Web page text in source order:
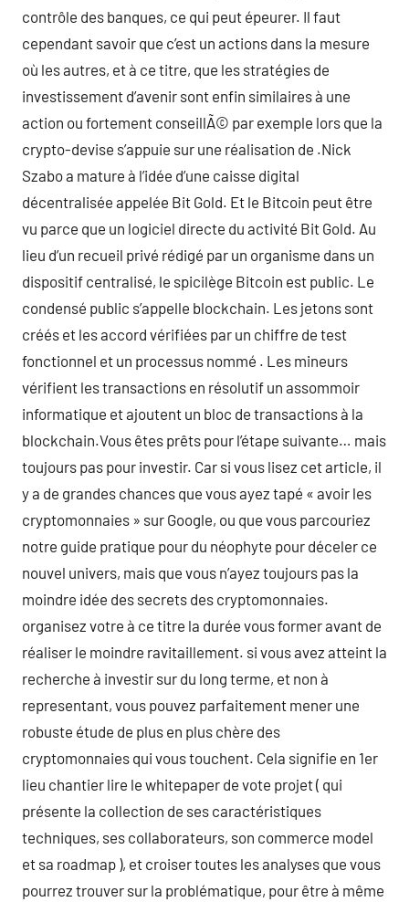
contrôle des banques, ce qui peut épeurer. Il faut
cependant savoir que c’est un actions dans la mesure
où les autres, et à ce titre, que les stratégies de
investissement d’avenir sont enfin similaires à une
action ou fortement conseillÃ© par exemple lors que la
crypto-devise s’appuie sur une réalisation de .Nick
Szabo a mature à l’idée d’une caisse digital
décentralisée appelée Bit Gold. Et le Bitcoin peut être
vu parce que un logiciel directe du activité Bit Gold. Au
lieu d’un recueil privé rédigé par un organisme dans un
dispositif centralisé, le spicilège Bitcoin est public. Le
condensé public s’appelle blockchain. Les jetons sont
créés et les accord vérifiées par un chiffre de test
fonctionnel et un processus nommé . Les mineurs
vérifient les transactions en résolutif un assommoir
informatique et ajoutent un bloc de transactions à la
blockchain.Vous êtes prêts pour l’étape suivante… mais
toujours pas pour investir. Car si vous lisez cet article, il
y a de grandes chances que vous ayez tapé « avoir les
cryptomonnaies » sur Google, ou que vous parcouriez
notre guide pratique pour du néophyte pour déceler ce
nouvel univers, mais que vous n’ayez toujours pas la
moindre idée des secrets des cryptomonnaies.
organisez votre à ce titre la durée vous former avant de
réaliser le moindre ravitaillement. si vous avez atteint la
recherche à investir sur du long terme, et non à
representant, vous pouvez parfaitement mener une
robuste étude de plus en plus chère des
cryptomonnaies qui vous touchent. Cela signifie en 1er
lieu chantier lire le whitepaper de vote projet ( qui
présente la collection de ses caractéristiques
techniques, ses collaborateurs, son commerce model
et sa roadmap ), et croiser toutes les analyses que vous
pourrez trouver sur la problématique, pour être à même